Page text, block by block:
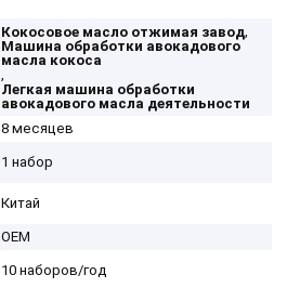
Кокосовое масло отжимая завод,
Машина обработки авокадового
масла кокоса
,
Легкая машина обработки
авокадового масла деятельности
8 месяцев
1 набор
Китай
OEM
10 наборов/год